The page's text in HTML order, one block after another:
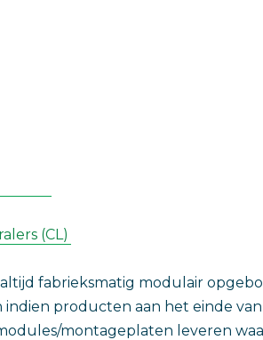
(CL)
altijd fabrieksmatig modulair
indien producten aan het einde
montageplaten leveren